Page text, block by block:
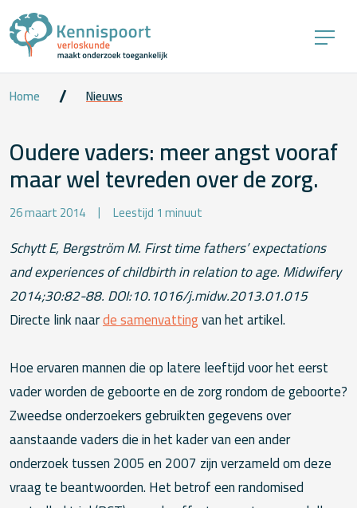
Home Nieuws
Oudere vaders: meer angst vooraf
maar wel tevreden over de zorg.
26 maart 2014 Leestijd 1 minuut
Schytt E, Bergström M. First time fathers’ expectations
and experiences of childbirth in relation to age. Midwifery
2014;30:82-88. DOI:10.1016/j.midw.2013.01.015
Directe link naarde samenvattingvan het artikel.
Hoe ervaren mannen die op latere leeftijd voor het eerst
vader worden de geboorte en de zorg rondom de geboorte?
Zweedse onderzoekers gebruikten gegevens over
aanstaande vaders die in het kader van een ander
onderzoek tussen 2005 en 2007 zijn verzameld om deze
vraag te beantwoorden. Het betrof een randomised